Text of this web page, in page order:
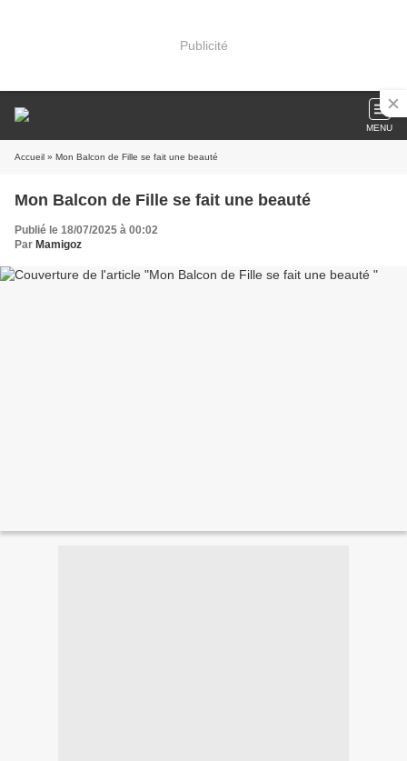
Publicité
MENU
Accueil » Mon Balcon de Fille se fait une beauté
Mon Balcon de Fille se fait une beauté
Publié le 18/07/2025 à 00:02
Par Mamigoz